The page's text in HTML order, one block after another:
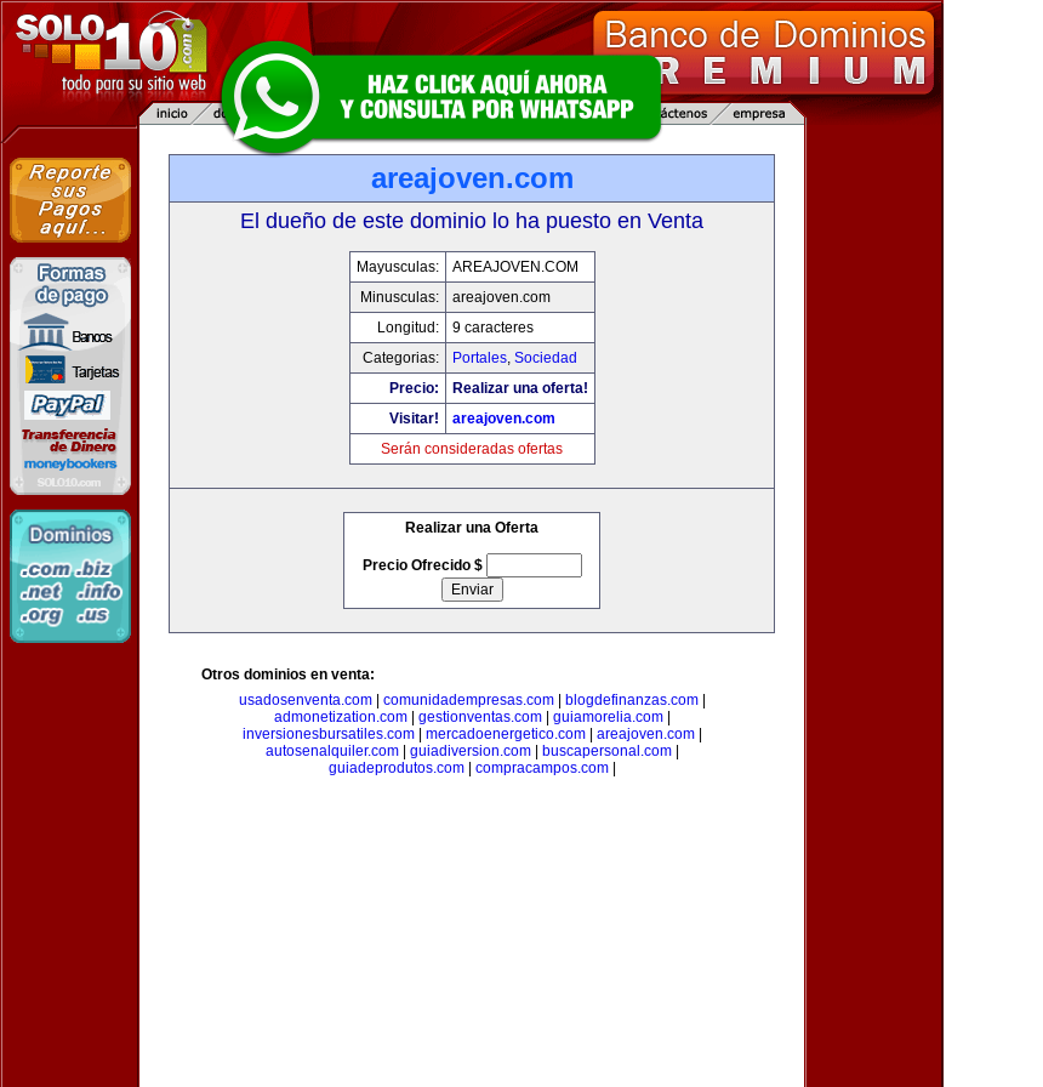
areajoven.com
El dueño de este dominio lo ha puesto en Venta
Mayusculas:
AREAJOVEN.COM
Minusculas:
areajoven.com
Longitud:
9 caracteres
Categorias:
Portales, Sociedad
Precio:
Realizar una oferta!
Visitar!
areajoven.com
Serán consideradas ofertas
Realizar una Oferta
Precio Ofrecido $
Otros dominios en venta:
usadosenventa.com| comunidadempresas.com| blogdefinanzas.com|
admonetization.com| gestionventas.com| guiamorelia.com|
inversionesbursatiles.com| mercadoenergetico.com| areajoven.com|
autosenalquiler.com| guiadiversion.com| buscapersonal.com|
guiadeprodutos.com| compracampos.com|